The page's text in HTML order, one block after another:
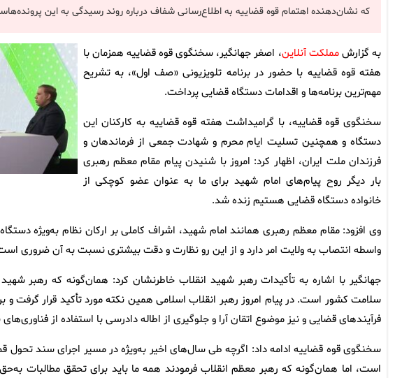
که نشان‌دهنده اهتمام قوه قضاییه به اطلاع‌رسانی شفاف درباره روند رسیدگی به این
به گزارشمملکت آنلاین، اصغر جهانگیر، سخنگوی قوه قضاییه همزمان با
هفته قوه قضاییه با حضور در برنامه تلویزیونی «صف اول»، به تشریح
مهم‌ترین برنامه‌ها و اقدامات دستگاه قضایی پرداخت.
سخنگوی قوه قضاییه، با گرامیداشت هفته قوه قضاییه به کارکنان این
دستگاه و همچنین تسلیت ایام محرم و شهادت جمعی از فرماندهان و
فرزندان ملت ایران، اظهار کرد: امروز با شنیدن پیام مقام معظم رهبری
بار دیگر روح پیام‌های امام شهید برای ما به عنوان عضو کوچکی از
خانواده دستگاه قضایی هستیم زنده شد.
وی افزود: مقام معظم رهبری همانند امام شهید، اشراف کاملی بر ارکان نظام به‌ویژه
واسطه انتصاب به ولایت امر دارد و از این رو نظارت و دقت بیشتری نسبت به آن ضروری
جهانگیر با اشاره به تأکیدات رهبر شهید انقلاب خاطرنشان کرد: همان‌گونه که رهبر
سلامت کشور است. در پیام امروز رهبر انقلاب اسلامی همین نکته مورد تأکید قرار گرفت
فرآیندهای قضایی و نیز موضوع اتقان آرا و جلوگیری از اطاله دادرسی با استفاده از
سخنگوی قوه قضاییه ادامه داد: اگرچه طی سال‌های اخیر به‌ویژه در مسیر اجرای سند تحول
است، اما همان‌گونه که رهبر معظم انقلاب فرمودند همه ما باید برای تحقق مطالبات